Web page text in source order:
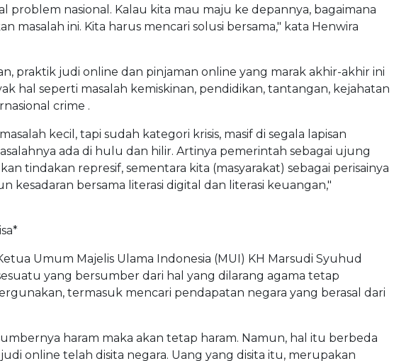
problem nasional. Kalau kita mau maju ke depannya, bagaimana
masalah ini. Kita harus mencari solusi bersama," kata Henwira
praktik judi online dan pinjaman online yang marak akhir-akhir ini
hal seperti masalah kemiskinan, pendidikan, tantangan, kejahatan
crime .
kecil, tapi sudah kategori krisis, masif di segala lapisan
ada di hulu dan hilir. Artinya pemerintah sebagai ujung
tindakan represif, sementara kita (masyarakat) sebagai perisainya
kesadaran bersama literasi digital dan literasi keuangan,"
Umum Majelis Ulama Indonesia (MUI) KH Marsudi Syuhud
yang bersumber dari hal yang dilarang agama tetap
termasuk mencari pendapatan negara yang berasal dari
haram maka akan tetap haram. Namun, hal itu berbeda
online telah disita negara. Uang yang disita itu, merupakan